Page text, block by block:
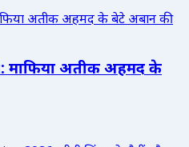
माफिया अतीक अहमद के